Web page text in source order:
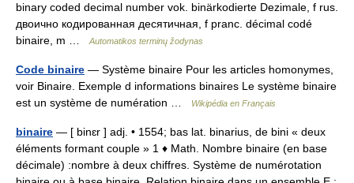
binary coded decimal number vok. binärkodierte Dezimale, f rus.
двоично кодированная десятичная, f pranc. décimal codé
binaire, m …
Automatikos terminų žodynas
Code binaire — Système binaire Pour les articles homonymes,
voir Binaire. Exemple d informations binaires Le système binaire
est un système de numération …
Wikipédia en Français
binaire — [ binɛr ] adj. • 1554; bas lat. binarius, de bini « deux
éléments formant couple » 1 ♦ Math. Nombre binaire (en base
décimale) :nombre à deux chiffres. Système de numérotation